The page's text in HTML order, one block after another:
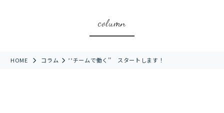
column
HOME コラム ’’チームで働く’’ スタートします！